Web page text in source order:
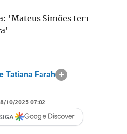
'Mateus Simões tem
Tatiana Farah
10/2025 07:02